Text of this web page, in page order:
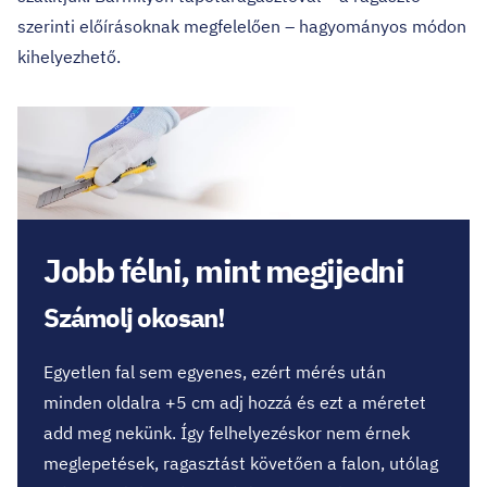
szerinti előírásoknak megfelelően – hagyományos módon
kihelyezhető.
Jobb félni, mint megijedni
Számolj okosan!
Egyetlen fal sem egyenes, ezért mérés után
minden oldalra +5 cm adj hozzá és ezt a méretet
add meg nekünk. Így felhelyezéskor nem érnek
meglepetések, ragasztást követően a falon, utólag